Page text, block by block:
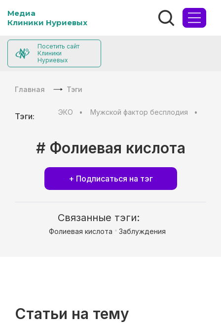
Медиа
Клиники Нуриевых
Посетить сайт
Клиники
Нуриевых
Главная Тэги
Тэги: ЭКО Мужской фактор бесплодия
# Фолиевая кислота
+ Подписаться на тэг
Связанные тэги:
Фолиевая кислота Заблуждения
Статьи на тему